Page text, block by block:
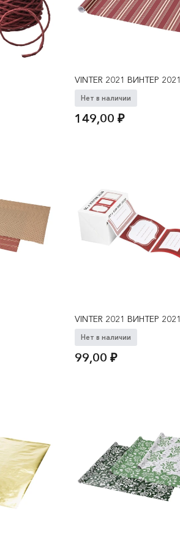
VINTER 2021 ВИНТЕР 2021
Нет в наличии
149,00 ₽
VINTER 2021 ВИНТЕР 2021
Нет в наличии
99,00 ₽